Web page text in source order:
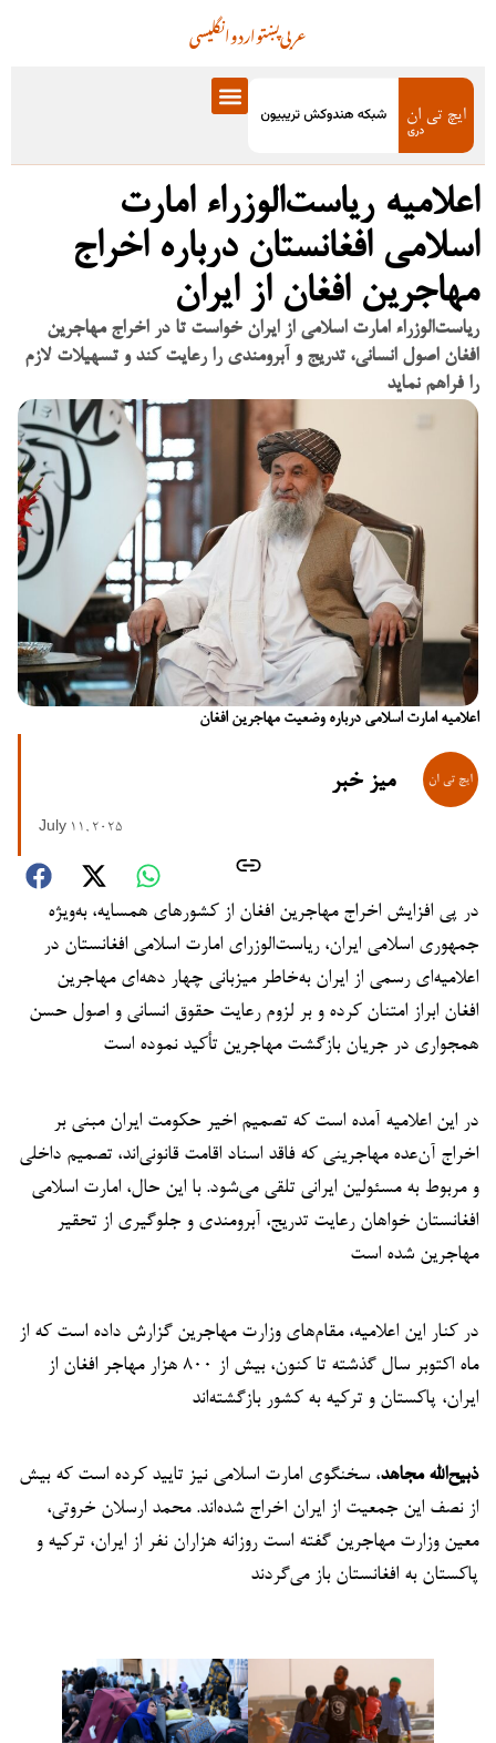
انگلیسیاردوپښتوعربی
اعلامیه ریاست‌الوزراء امارت
اسلامی افغانستان درباره اخراج
مهاجرین افغان از ایران
ریاست‌الوزراء امارت اسلامی از ایران خواست تا در اخراج مهاجرین
افغان اصول انسانی، تدریج و آبرومندی را رعایت کند و تسهیلات لازم
را فراهم نماید
اعلامیه امارت اسلامی درباره وضعیت مهاجرین افغان
میز خبر
July 11, 2025
در پی افزایش اخراج مهاجرین افغان از کشورهای همسایه، به‌ویژه
جمهوری اسلامی ایران، ریاست‌الوزرای امارت اسلامی افغانستان در
اعلامیه‌ای رسمی از ایران به‌خاطر میزبانی چهار دهه‌ای مهاجرین
افغان ابراز امتنان کرده و بر لزوم رعایت حقوق انسانی و اصول حسن
همجواری در جریان بازگشت مهاجرین تأکید نموده است
در این اعلامیه آمده است که تصمیم اخیر حکومت ایران مبنی بر
اخراج آن‌عده مهاجرینی که فاقد اسناد اقامت قانونی‌اند، تصمیم داخلی
و مربوط به مسئولین ایرانی تلقی می‌شود. با این حال، امارت اسلامی
افغانستان خواهان رعایت تدریج، آبرومندی و جلوگیری از تحقیر
مهاجرین شده است
در کنار این اعلامیه، مقام‌های وزارت مهاجرین گزارش داده است که از
ماه اکتوبر سال گذشته تا کنون، بیش از ۸۰۰ هزار مهاجر افغان از
ایران، پاکستان و ترکیه به کشور بازگشته‌اند
ذبیح‌الله مجاهد، سخنگوی امارت اسلامی نیز تایید کرده است که بیش
از نصف این جمعیت از ایران اخراج شده‌اند. محمد ارسلان خروتی،
معین وزارت مهاجرین گفته است روزانه هزاران نفر از ایران، ترکیه و
پاکستان به افغانستان باز می‌گردند